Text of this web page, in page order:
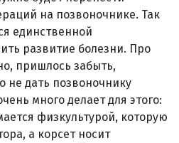
на позвоночнике. Так
единственной
развитие болезни. Про
пришлось забыть,
не дать позвоночнику
много делает для этого:
физкультурой, которую
а корсет носит